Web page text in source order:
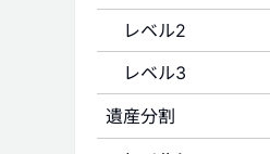
レベル2
レベル3
遺産分割